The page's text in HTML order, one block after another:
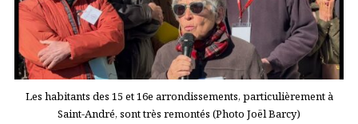
Les habitants des 15 et 16e arrondissements, particulièrement à
Saint-André, sont très remontés (Photo Joël Barcy)